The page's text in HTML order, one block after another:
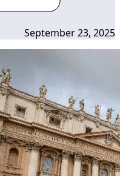
September 23, 2025